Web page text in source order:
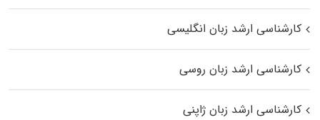
کارشناسی ارشد زبان انگلیسی
کارشناسی ارشد زبان روسی
کارشناسی ارشد زبان ژاپنی